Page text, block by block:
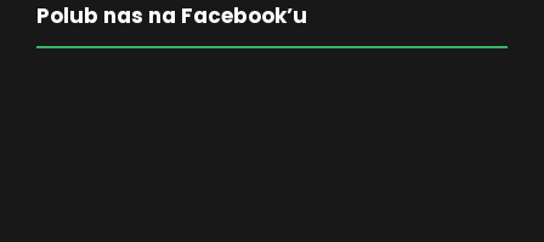
Polub nas na Facebook’u